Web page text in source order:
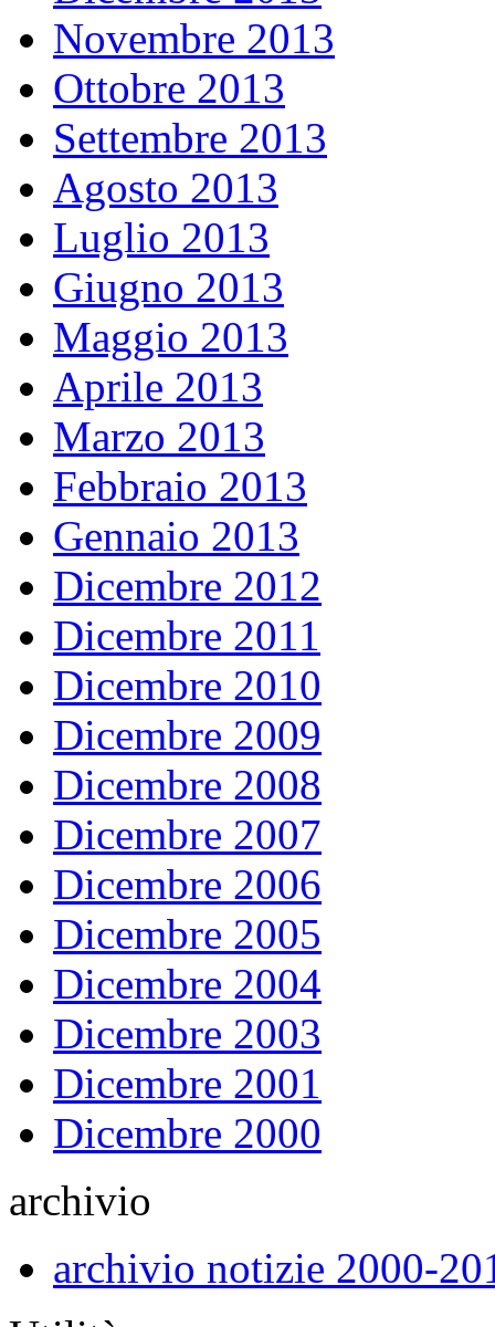
Novembre 2013
Ottobre 2013
Settembre 2013
Agosto 2013
Luglio 2013
Giugno 2013
Maggio 2013
Aprile 2013
Marzo 2013
Febbraio 2013
Gennaio 2013
Dicembre 2012
Dicembre 2011
Dicembre 2010
Dicembre 2009
Dicembre 2008
Dicembre 2007
Dicembre 2006
Dicembre 2005
Dicembre 2004
Dicembre 2003
Dicembre 2001
Dicembre 2000
archivio
archivio notizie 2000-